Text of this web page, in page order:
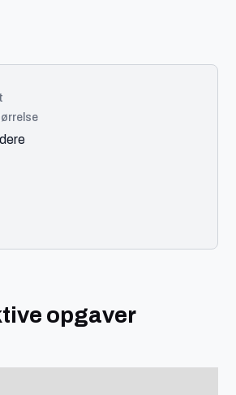
opgaver